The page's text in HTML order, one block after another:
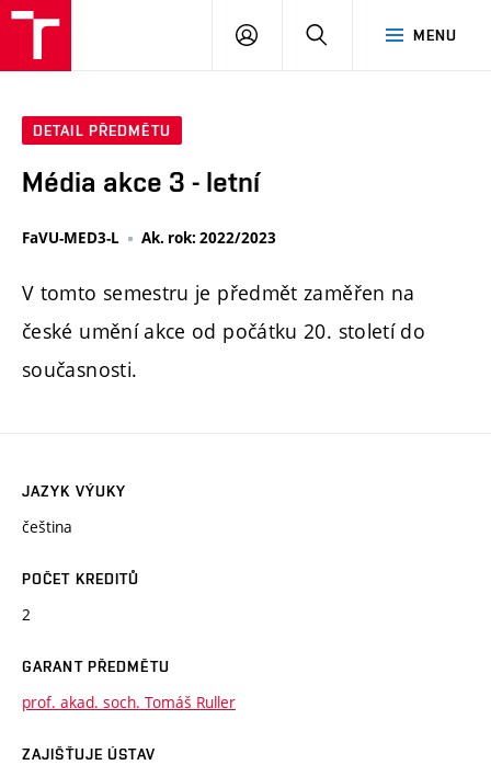
MENU
PŘIHLÁSIT
DETAIL PŘEDMĚTU
Média akce 3 - letní
FaVU-MED3-L Ak. rok: 2022/2023
V tomto semestru je předmět zaměřen na
české umění akce od počátku 20. století do
současnosti.
JAZYK VÝUKY
čeština
POČET KREDITŮ
2
GARANT PŘEDMĚTU
prof. akad. soch. Tomáš Ruller
ZAJIŠŤUJE ÚSTAV